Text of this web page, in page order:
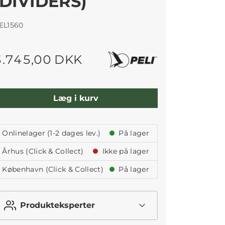
DKK
Læg i kurv
Onlinelager (1-2 dages lev.)
På lager
Århus (Click & Collect)
Ikke på lager
København (Click & Collect)
På lager
Produkteksperter